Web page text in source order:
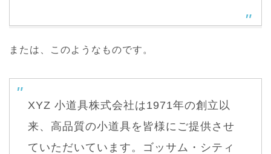
または、このようなものです。
XYZ 小道具株式会社は1971年の創立以
来、高品質の小道具を皆様にご提供させ
ていただいています。ゴッサム・シティ